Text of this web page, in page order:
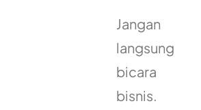
Jangan
langsung
bicara
bisnis.